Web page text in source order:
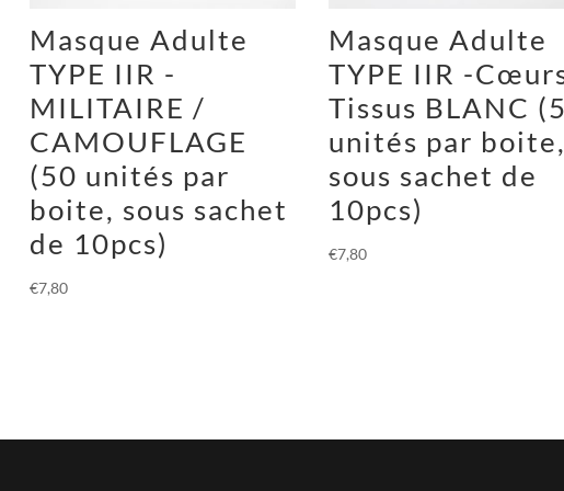
Masque Adulte
TYPE IIR -
MILITAIRE /
CAMOUFLAGE
(50 unités par
boite, sous sachet
de 10pcs)
€7,80
Masque Adulte
TYPE IIR -
Tissus BLANC
unités par boite,
sous sachet de
10pcs)
€7,80